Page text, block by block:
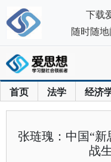
首页 法学 经济
张琏瑰：中国“
战
下载
随时随